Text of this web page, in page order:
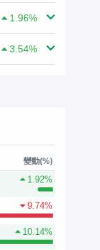
1.96%
3.54%
變動(%)
1.92%
9.74%
10.14%